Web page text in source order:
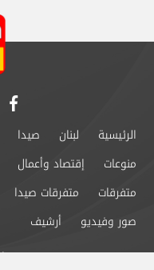
الرئيسية لبنان صيدا
منوعات
إقتصاد وأعمال
متفرقات
متفرقات صيدا
صور وفيديو
أرشيف
من نحن